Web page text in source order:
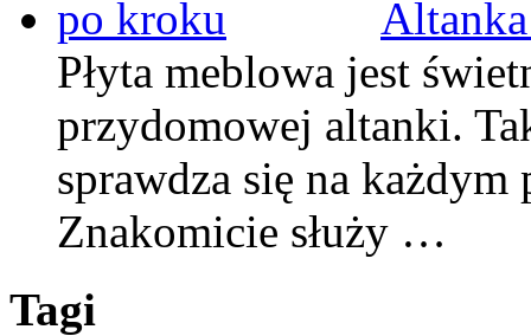
Płyta meblowa jest
przydomowej altanki.
sprawdza się na każdym
Znakomicie służy …
Tagi